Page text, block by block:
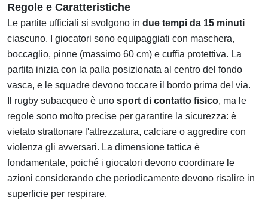
Regole e Caratteristiche
Le partite ufficiali si svolgono in due tempi da 15 minuti
ciascuno. I giocatori sono equipaggiati con maschera,
boccaglio, pinne (massimo 60 cm) e cuffia protettiva. La
partita inizia con la palla posizionata al centro del fondo
vasca, e le squadre devono toccare il bordo prima del via.
Il rugby subacqueo è uno sport di contatto fisico, ma le
regole sono molto precise per garantire la sicurezza: è
vietato strattonare l'attrezzatura, calciare o aggredire con
violenza gli avversari. La dimensione tattica è
fondamentale, poiché i giocatori devono coordinare le
azioni considerando che periodicamente devono risalire in
superficie per respirare.